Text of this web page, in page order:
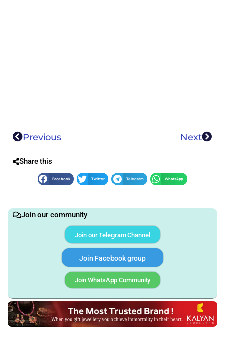
Previous Next
Share this
Facebook Twitter Telegram WhatsApp
Join our community
Join our Telegram Channel
Join Facebook group
Join WhatsApp Community